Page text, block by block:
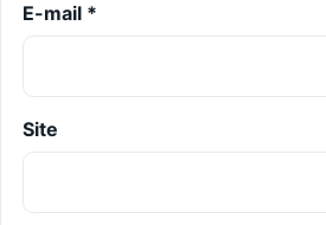
E-mail *
Site